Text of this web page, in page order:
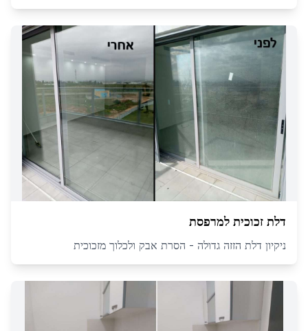
דלת זכוכית למרפסת
ניקיון דלת הזזה גדולה - הסרת אבק ולכלוך מזכוכית